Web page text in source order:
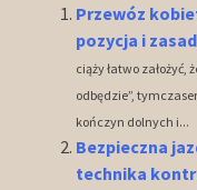
Przewóz
pozycja i
ciąży łatwo założyć,
odbędzie”,
kończyn dolnych i...
Bezpieczna
technika